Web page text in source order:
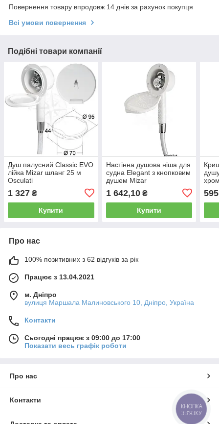
Повернення товару впродовж 14 днів за рахунок покупця
Всі умови повернення
Подібні товари компанії
Душ палусний Classic EVO
лійка Mizar шланг 25 м
Osculati
1 327 ₴
Купити
Настінна душова ніша для
судна Elegant з кнопковим
душем Mizar
1 642,10₴
Купити
595
Про нас
100% позитивних з 62 відгуків за рік
Працює з 13.04.2021
м. Дніпро
вулиця Маршала Малиновського 10, Дніпро, Україна
Контакти
Сьогодні працює з 09:00 до 17:00
Показати весь графік роботи
Про нас
Контакти
КНОПКА
ЗВ'ЯЗКУ